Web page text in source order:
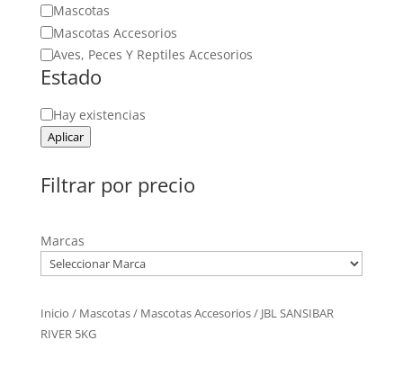
Categoría
Mascotas
Mascotas Accesorios
Aves, Peces Y Reptiles Accesorios
Estado
Estado
Hay existencias
Aplicar
Filtrar por precio
Marcas
Inicio / Mascotas/ Mascotas Accesorios/ JBL SANSIBAR
RIVER 5KG